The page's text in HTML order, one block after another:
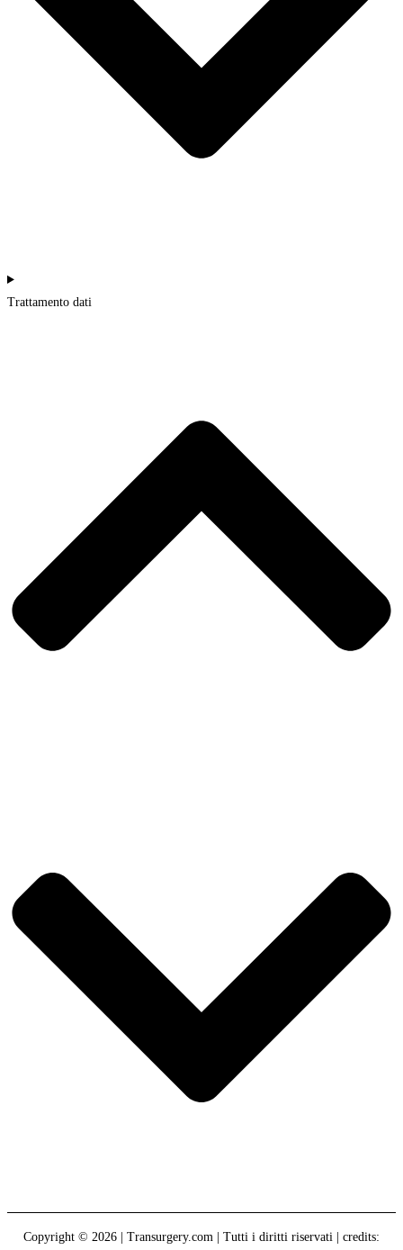
Trattamento dati
Copyright © 2026 | Transurgery.com | Tutti i diritti riservati | credits: